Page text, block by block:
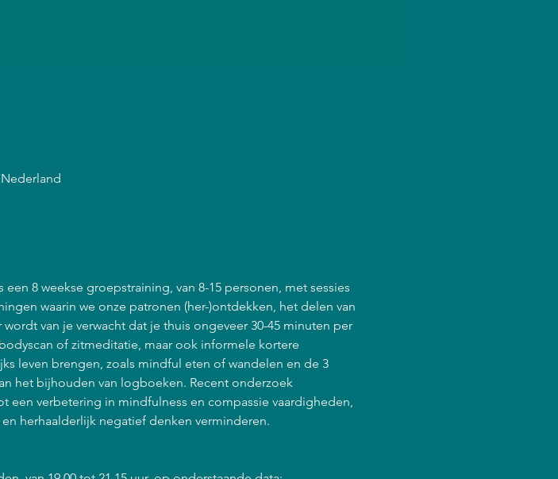
8 weekse groepstraining, van 8-15 personen, met sessies
waarin we onze patronen (her-)ontdekken, het delen van
van je verwacht dat je thuis ongeveer 30-45 minuten per
of zitmeditatie, maar ook informele kortere
leven brengen, zoals mindful eten of wandelen en de 3
het bijhouden van logboeken. Recent onderzoek
verbetering in mindfulness en compassie vaardigheden,
herhaalderlijk negatief denken verminderen.